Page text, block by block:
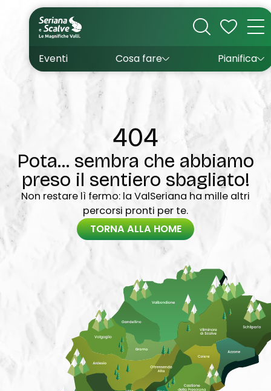
Eventi Cosa fare
Cultura
Outdoor
Esperienze
Pianifica
Dove dormire
Come arrivare
Come muoversi
Wishlist
Uffici turistici
404
Pota... sembra che abbiamo
preso il sentiero sbagliato!
Non restare lì fermo: la ValSeriana ha mille altri
percorsi pronti per te.
TORNA ALLA HOME